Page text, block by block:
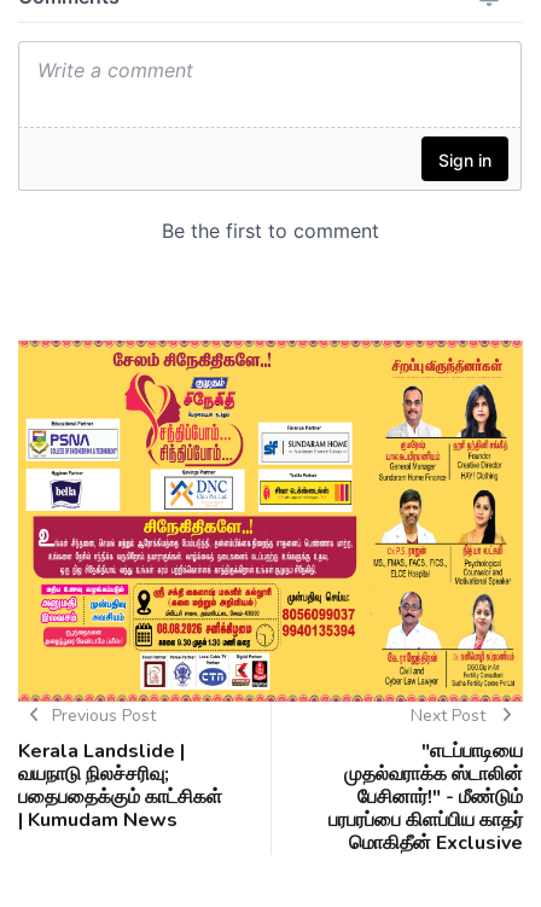
Previous Post
Kerala Landslide |
வயநாடு நிலச்சரிவு;
பதைபதைக்கும் காட்சிகள்
| Kumudam News
Next Post
"எடப்பாடியை
முதல்வராக்க ஸ்டாலின்
பேசினார்!" - மீண்டும்
பரபரப்பை கிளப்பிய காதர்
மொகிதீன் Exclusive